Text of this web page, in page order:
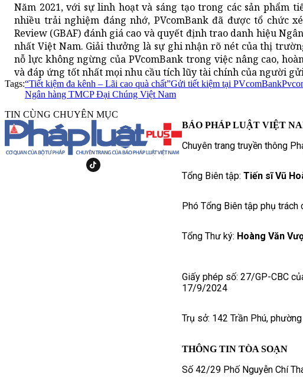
Năm 2021, với sự linh hoạt và sáng tạo trong các sản phẩm
nhiều trải nghiệm đáng nhớ, PVcomBank đã được tổ chức
Review (GBAF) đánh giá cao và quyết định trao danh hiệu
nhất Việt Nam. Giải thưởng là sự ghi nhận rõ nét của thị
nỗ lực không ngừng của PVcomBank trong việc nâng cao,
và đáp ứng tốt nhất mọi nhu cầu tích lũy tài chính của người
Tags:“Tiết kiệm đa kênh – Lãi cao quà chất”Gửi tiết kiệm tại PVcomBank
Ngân hàng TMCP Đại Chúng Việt Nam
TIN CÙNG CHUYÊN MỤC
BÁO PHÁP LUẬT VIỆT
Chuyên trang truyền thông
Tổng Biên tập: Tiến sĩ Vũ
Phó Tổng Biên tập phụ trách
Tổng Thư ký: Hoàng Văn
Giấy phép số: 27/GP-CBC
17/9/2024
Trụ sở: 142 Trần Phú,
THÔNG TIN TÒA SOẠN
Số 42/29 Phố Nguyễn Chí